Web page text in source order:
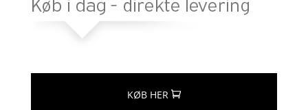
KØB HER